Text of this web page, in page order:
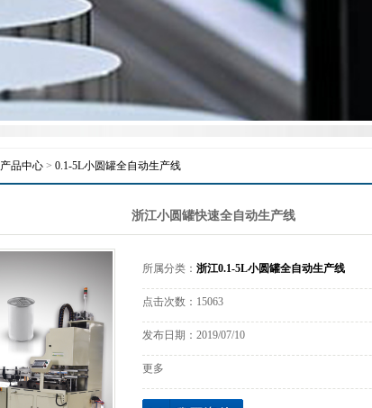
质量控制
联系我们
产品中心 > 0.1-5L小圆罐全自动生产线
浙江小圆罐快速全自动生产线
所属分类： 浙江0.1-5L小圆罐全自动生产线
点击次数： 15063
发布日期： 2019/07/10
更多